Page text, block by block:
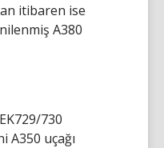
itibaren ise
A380
730
A350 uçağı